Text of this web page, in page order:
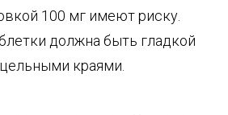
100 мг имеют риску.
должна быть гладкой
краями.